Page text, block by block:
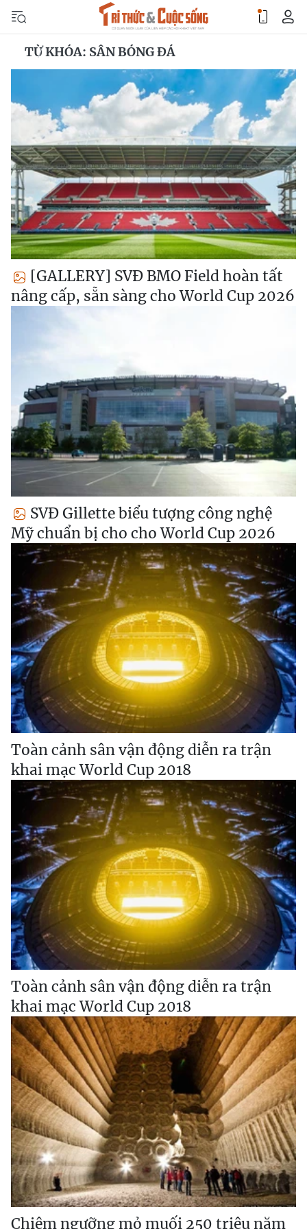
TỪ KHÓA: SÂN BÓNG ĐÁ
[GALLERY] SVĐ BMO Field hoàn tất
nâng cấp, sẵn sàng cho World Cup 2026
SVĐ Gillette biểu tượng công nghệ
Mỹ chuẩn bị cho cho World Cup 2026
Toàn cảnh sân vận động diễn ra trận
khai mạc World Cup 2018
Toàn cảnh sân vận động diễn ra trận
khai mạc World Cup 2018
Chiêm ngưỡng mỏ muối 250 triệu năm